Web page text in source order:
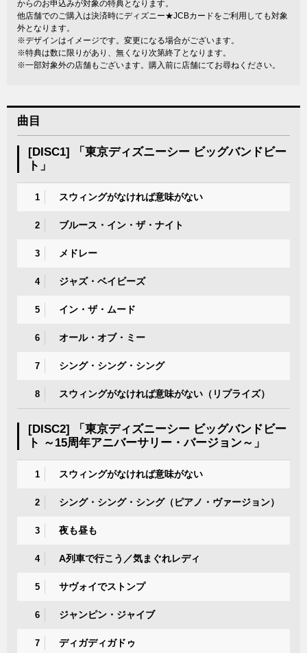
からのお申込みが対象の特典となります。
他店舗でのご購入は決済時にディズニー★JCBカードをご利用しても対象
外となります。
※デザインはイメージです。変更になる場合がございます。
※特典は数に限りがあり、無くなり次第終了となります。
※一部対象外の店舗もございます。購入前に店舗にてお尋ねください。
曲目
[DISC1] 「東京ディズニーシー ビッグバンドビー
ト」
1 スウィングがなければ意味がない
2 ブルース・イン・ザ・ナイト
3 メドレー
4 ジャズ・ベイビーズ
5 イン・ザ・ムード
6 オール・オブ・ミー
7 シング・シング・シング
8 スウィングがなければ意味がない（リプライズ）
[DISC2] 「東京ディズニーシー ビッグバンドビー
ト ～15周年アニバーサリー・バージョン～」
1 スウィングがなければ意味がない
2 シング・シング・シング（ピアノ・ヴァージョン）
3 夜も昼も
4 A列車で行こう／気まぐれレディ
5 サヴォイでストンプ
6 ジャンピン・ジャイブ
7 ディガディガドゥ